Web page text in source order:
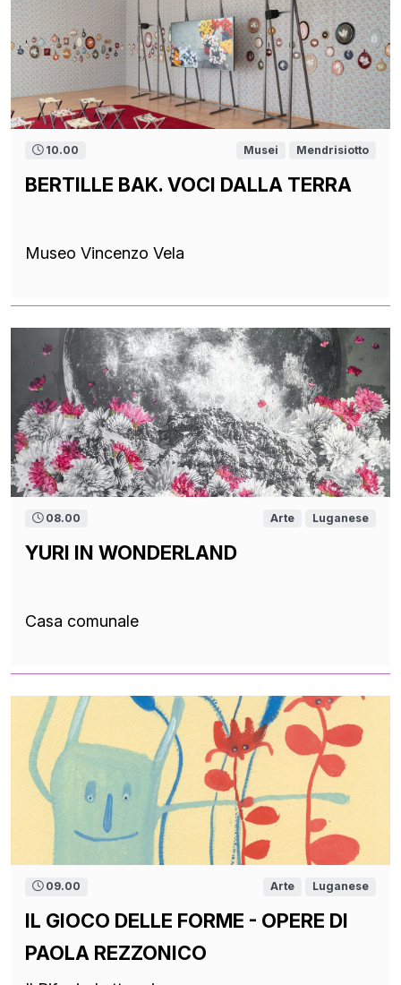
10.00 Musei Mendrisiotto
BERTILLE BAK. VOCI DALLA TERRA
Museo Vincenzo Vela
08.00 Arte Luganese
YURI IN WONDERLAND
Casa comunale
09.00 Arte Luganese
IL GIOCO DELLE FORME - OPERE DI
PAOLA REZZONICO